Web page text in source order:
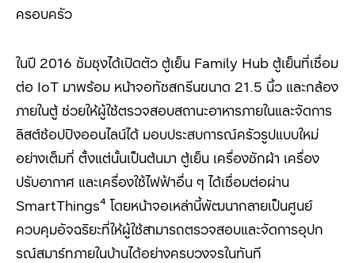
ครอบครัว
ในปี 2016 ซัมซุงได้เปิดตัว ตู้เย็น Family Hub ตู้เย็นที่เชื่อม
ต่อ IoT มาพร้อม หน้าจอทัชสกรีนขนาด 21.5 นิ้ว และกล้อง
ภายในตู้ ช่วยให้ผู้ใช้ตรวจสอบสถานะอาหารภายในและจัดการ
ลิสต์ช้อปปิงออนไลน์ได้ มอบประสบการณ์ครัวรูปแบบใหม่
อย่างเต็มที่ ตั้งแต่นั้นเป็นต้นมา ตู้เย็น เครื่องซักผ้า เครื่อง
ปรับอากาศ และเครื่องใช้ไฟฟ้าอื่น ๆ ได้เชื่อมต่อผ่าน
SmartThings⁴โดยหน้าจอเหล่านี้พัฒนากลายเป็นศูนย์
ควบคุมอัจฉริยะที่ให้ผู้ใช้สามารถตรวจสอบและจัดการอุปก
รณ์สมาร์ทภายในบ้านได้อย่างครบวงจรในทันที